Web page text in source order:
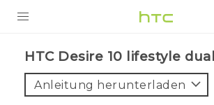
VIVE
HTC Desire 10 lifestyle
Anleitung herunterladen